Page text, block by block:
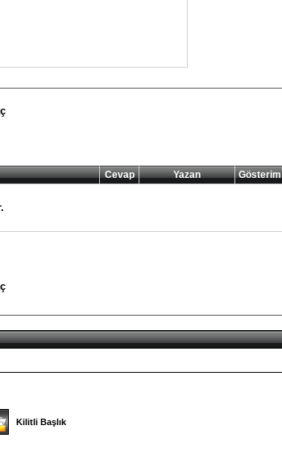
Cevap Yazan Gösterim
Kilitli Başlık